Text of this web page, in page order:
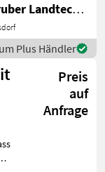
Ma
Amselgruber Landtechnik GmbH
Plus Händler
Preis
auf
Anfrage